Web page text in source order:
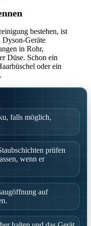
bestehen, ist
Dyson-Geräte
in Rohr,
Düse. Schon ein
oder ein
falls möglich,
prüfen
wenn er
auf